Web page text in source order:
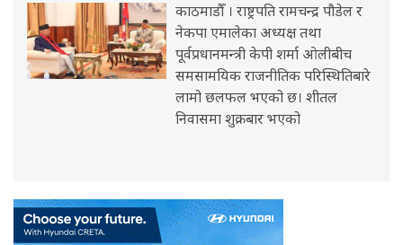
काठमाडौँ । राष्ट्रपति रामचन्द्र पौडेल र
नेकपा एमालेका अध्यक्ष तथा
पूर्वप्रधानमन्त्री केपी शर्मा ओलीबीच
समसामयिक राजनीतिक परिस्थितिबारे
लामो छलफल भएको छ। शीतल
निवासमा शुक्रबार भएको